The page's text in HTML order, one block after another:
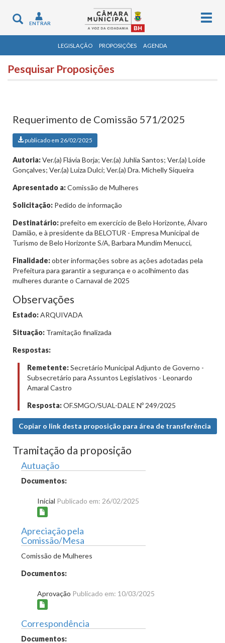
Toggle
navigation
ENTRAR
LEGISLAÇÃO PROPOSIÇÕES AGENDA
Pesquisar Proposições
Requerimento de Comissão 571/2025
publicado em 26/02/2025
Autoria:Ver.(a) Flávia Borja; Ver.(a) Juhlia Santos; Ver.(a) Loíde
Gonçalves; Ver.(a) Luiza Dulci; Ver.(a) Dra. Michelly Siqueira
Apresentado a:Comissão de Mulheres
Solicitação: Pedido de informação
Destinatário:prefeito em exercício de Belo Horizonte, Álvaro
Damião, e à presidente da BELOTUR - Empresa Municipal de
Turismo de Belo Horizonte S/A, Barbara Mundim Menucci,
Finalidade:obter informações sobre as ações adotadas pela
Prefeitura para garantir a segurança e o acolhimento das
mulheres durante o Carnaval de 2025
Observações
Estado:ARQUIVADA
Situação: Tramitação finalizada
Respostas:
Remetente:Secretário Municipal Adjunto de Governo -
Subsecretário para Assuntos Legislativos - Leonardo
Amaral Castro
Resposta:OF.SMGO/SUAL-DALE Nº 249/2025
Copiar o link desta proposição para área de transferência
Tramitação da proposição
Autuação
Documentos:
Inicial Publicado em: 26/02/2025
Apreciação pela
Comissão/Mesa
Comissão de Mulheres
Documentos:
Aprovação Publicado em: 10/03/2025
Correspondência
Documentos: